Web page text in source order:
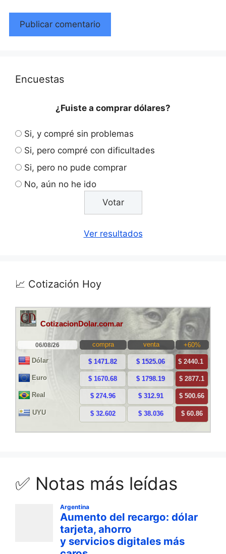
Encuestas
¿Fuiste a comprar dólares?
Si, y compré sin problemas
Si, pero compré con dificultades
Si, pero no pude comprar
No, aún no he ido
Ver resultados
📈 Cotización Hoy
✅ Notas más leídas